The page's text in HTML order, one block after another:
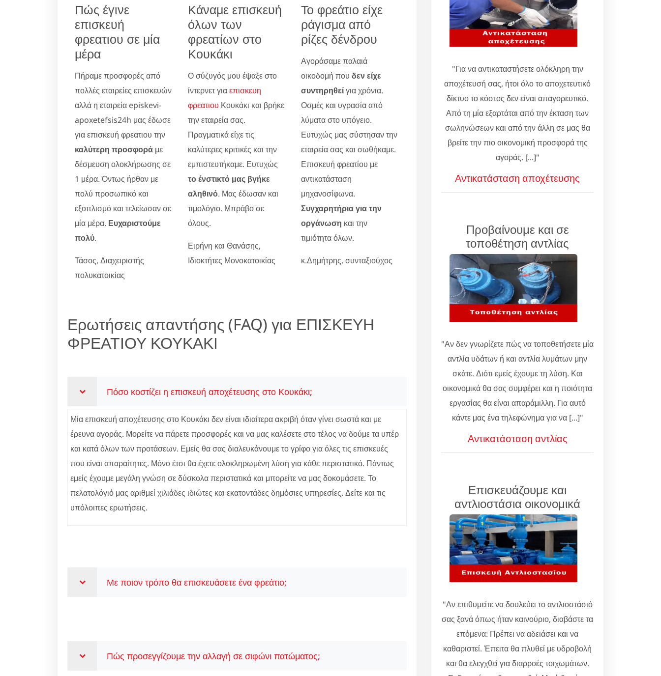
Πώς έγινε
επισκευή
φρεατιου σε μία
μέρα
Πήραμε προσφορές από
πολλές εταιρείες επισκευών
αλλά η εταιρεία episkevi-
apoxetefsis24h μας έδωσε
για επισκευή φρεατιου την
καλύτερη προσφορά με
δέσμευση ολοκλήρωσης σε
1 μέρα. Όντως ήρθαν με
πολύ προσωπικό και
εξοπλισμό και τελείωσαν σε
μία μέρα. Ευχαριστούμε
πολύ.
Τάσος, Διαχειριστής
πολυκατοικίας
Κάναμε επισκευή
όλων των
φρεατίων στο
Κουκάκι
Ο σύζυγός μου έψαξε στο
ίντερνετ γιαεπισκευη
φρεατιου Κουκάκι και βρήκε
την εταιρεία σας.
Πραγματικά είχε τις
καλύτερες κριτικές και την
εμπιστευτήκαμε. Ευτυχώς
το ένστικτό μας βγήκε
αληθινό. Μας έδωσαν και
τιμολόγιο. Μπράβο σε
όλους.
Ειρήνη και Θανάσης,
Ιδιοκτήτες Μονοκατοικίας
Το φρεάτιο είχε
ράγισμα από
ρίζες δένδρου
Αγοράσαμε παλαιά
οικοδομή που δεν είχε
συντηρηθείγια χρόνια.
Οσμές και υγρασία από
λύματα στο υπόγειο.
Ευτυχώς μας σύστησαν την
εταιρεία σας και σωθήκαμε.
Επισκευή φρεατίου με
αντικατάσταση
μηχανοσίφωνα.
Συγχαρητήρια για την
οργάνωση και την
τιμιότητα όλων.
κ.Δημήτρης, συνταξιούχος
Ερωτήσεις απαντήσης (FAQ) για ΕΠΙΣΚΕΥΗ
ΦΡΕΑΤΙΟΥ ΚΟΥΚΑΚΙ
Πόσο κοστίζει η επισκευή αποχέτευσης στο Κουκάκι;
Μία επισκευή αποχέτευσης στο Κουκάκι δεν είναι ιδιαίτερα ακριβή όταν γίνει σωστά και με
έρευνα αγοράς. Μορείτε να πάρετε προσφορές και να μας καλέσετε στο τέλος να δούμε τα υπέρ
και κατά όλων των προτάσεων. Εμείς θα σας διαλευκάνουμε το γρίφο για όλες τις επισκευές
που είναι απαραίτητες. Μόνο έτσι θα έχετε ολοκληρωμένη λύση για κάθε περιστατικό. Πάντως
εμείς έχουμε μεγάλη γνώση σε δύσκολα περιστατικά και μπορείτε να μας δοκομάσετε. Το
πελατολόγιό μας αριθμεί χιλιάδες ιδιώτες και εκατοντάδες δημόσιες υπηρεσίες. Δείτε και τις
υπόλοιπες ερωτήσεις.
Με ποιον τρόπο θα επισκευάσετε ένα φρεάτιο;
Πώς προσεγγίζουμε την αλλαγή σε σιφώνι πατώματος;
"Για να αντικαταστήσετε ολόκληρη την
αποχέτευσή σας, ήτοι όλο το αποχετευτικό
δίκτυο το κόστος δεν είναι απαγορευτικό.
Από τη μία εξαρτάται από την έκταση των
σωληνώσεων και από την άλλη σε μας θα
βρείτε την πιο οικονομική προσφορά της
αγοράς. [...]"
Αντικατάσταση αποχέτευσης
Προβαίνουμε και σε
τοποθέτηση αντλίας
"Αν δεν γνωρίζετε πώς να τοποθετήσετε μία
αντλία υδάτων ή και αντλία λυμάτων μην
σκάτε. Διότι εμείς έχουμε τη λύση. Και
οικονομικά θα σας συμφέρει και η ποιότητα
εργασίας θα είναι απαράμιλλη. Για αυτό
κάντε μας ένα τηλεφώνημα για να [...]"
Αντικατάσταση αντλίας
Επισκευάζουμε και
αντλιοστάσια οικονομικά
"Αν επιθυμείτε να δουλεύει το αντλιοστάσιό
σας ξανά όπως ήταν καινούριο, διαβάστε τα
επόμενα: Πρέπει να αδειάσει και να
καθαριστεί. Έπειτα θα πλυθεί με υδροβολή
και θα ελεγχθεί για διαρροές τοιχωμάτων.